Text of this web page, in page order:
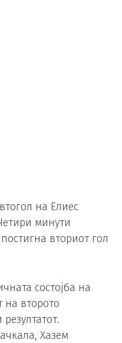
на Елиес
минути
вториот гол
состојба на
на второто
Хазем